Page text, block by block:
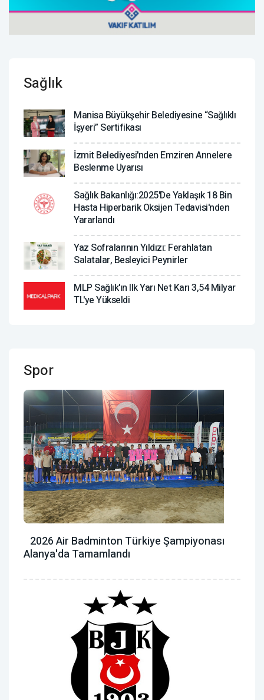
Sağlık
Manisa Büyükşehir Belediyesine “Sağlıklı
İşyeri” Sertifikası
İzmit Belediyesi'nden Emziren Annelere
Beslenme Uyarısı
Sağlık Bakanlığı:2025'de Yaklaşık 18 Bin
Hasta Hiperbarik Oksijen Tedavisi'nden
Yararlandı
Yaz Sofralarının Yıldızı: Ferahlatan
Salatalar, Besleyici Peynirler
MLP Sağlık'ın Ilk Yarı Net Karı 3,54 Milyar
TL'ye Yükseldi
Spor
2026 Air Badminton Türkiye Şampiyonası
Alanya'da Tamamlandı